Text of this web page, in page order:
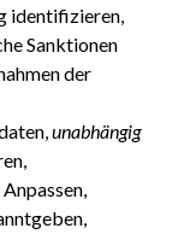
identifizieren,
Sanktionen
der
unabhängig